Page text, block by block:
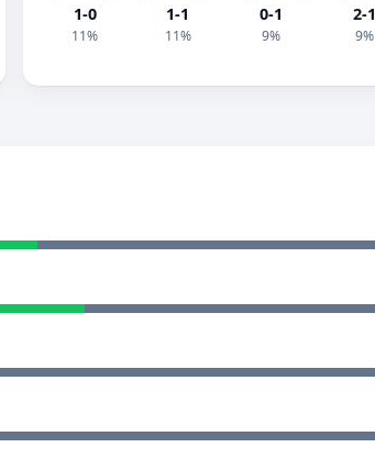
1-0
11%
1-1
11%
0-1
9%
2-1
9%